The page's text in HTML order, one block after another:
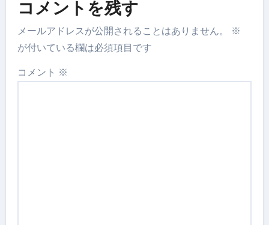
コメントを残す
メールアドレスが公開されることはありません。
※
が付いている欄は必須項目です
コメント ※